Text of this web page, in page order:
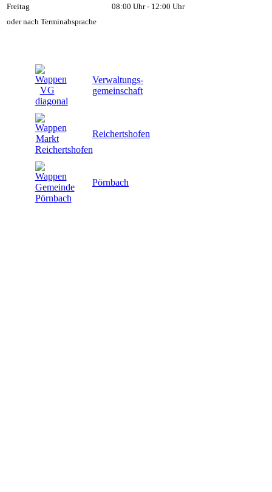
Freitag
08:00 Uhr - 12:00 Uhr
oder nach Terminabsprache
Verwaltungs-
gemeinschaft
Reichertshofen
Pörnbach